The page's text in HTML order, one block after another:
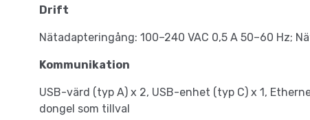
Drift
Nätadapteringång: 100–240 VAC 0,5 A 50–60 Hz;
Kommunikation
USB-värd (typ A) x 2, USB-enhet (typ C) x 1,
dongel som tillval